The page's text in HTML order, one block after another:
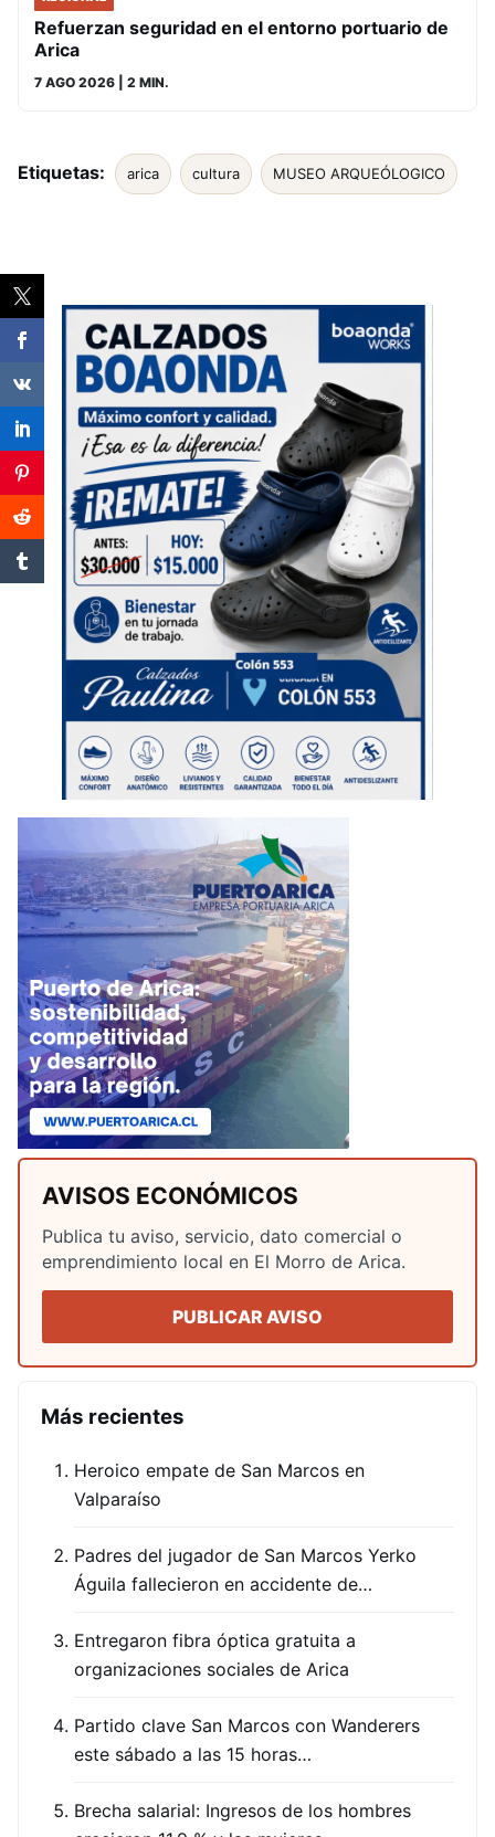
Refuerzan seguridad en el entorno portuario de
Arica
7 AGO 2026 | 2 MIN.
Etiquetas: arica cultura MUSEO ARQUEÓLOGICO
AVISOS ECONÓMICOS
Publica tu aviso, servicio, dato comercial o
emprendimiento local en El Morro de Arica.
PUBLICAR AVISO
Más recientes
Heroico empate de San Marcos en
Valparaíso
Padres del jugador de San Marcos Yerko
Águila fallecieron en accidente de…
Entregaron fibra óptica gratuita a
organizaciones sociales de Arica
Partido clave San Marcos con Wanderers
este sábado a las 15 horas…
Brecha salarial: Ingresos de los hombres